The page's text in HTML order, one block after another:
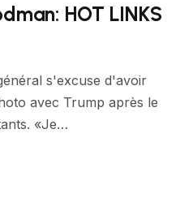
HOT LINKS
s'excuse d'avoir
avec Trump après le
«Je…